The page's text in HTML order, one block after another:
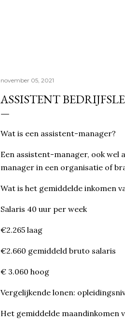
november 05, 2021
ASSISTENT
Wat is een assistent-manager?
Een assistent-manager, ook wel
manager in een organisatie of
Wat is het gemiddelde inkomen
Salaris 40 uur per week
€2.265 laag
€2.660 gemiddeld bruto salaris
€ 3.060 hoog
Vergelijkende lonen:
Het gemiddelde maandinkomen